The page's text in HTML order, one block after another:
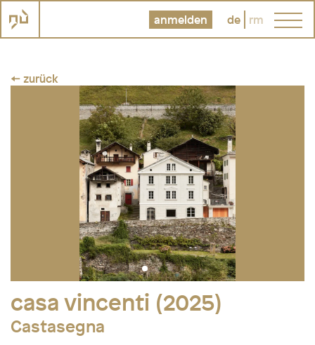
anmelden de rm
← zurück
casa vincenti (2025)
Castasegna